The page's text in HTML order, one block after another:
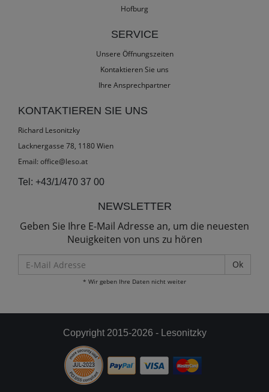
Hofburg
SERVICE
Unsere Öffnungszeiten
Kontaktieren Sie uns
Ihre Ansprechpartner
KONTAKTIEREN SIE UNS
Richard Lesonitzky
Lacknergasse 78, 1180 Wien
Email: office@leso.at
Tel: +43/1/470 37 00
NEWSLETTER
Geben Sie Ihre E-Mail Adresse an, um die neuesten
Neuigkeiten von uns zu hören
Mail
Adresse
* Wir geben Ihre Daten nicht weiter
Copyright 2015-2026 - Lesonitzky